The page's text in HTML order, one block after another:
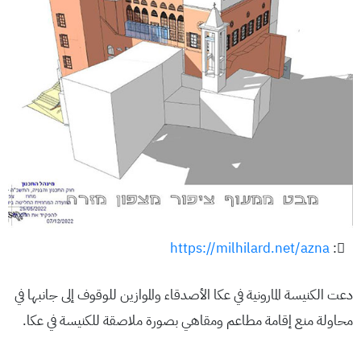
:
https://milhilard.net/azna
دعت الكنيسة المارونية في عكا الأصدقاء والموازين للوقوف إلى جانبها في
محاولة منع إقامة مطاعم ومقاهي بصورة ملاصقة للكنيسة في عكا.